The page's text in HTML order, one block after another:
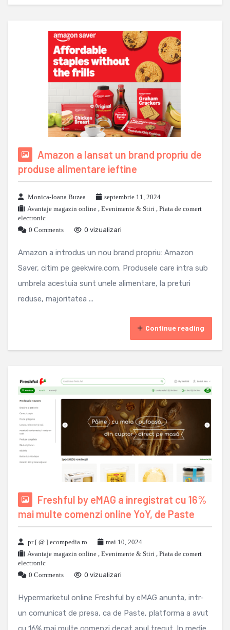
Amazon a lansat un brand propriu de
produse alimentare ieftine
Monica-Ioana Buzea
septembrie 11, 2024
Avantaje magazin online , Evenimente & Stiri , Piata de comert
electronic
0 Comments
0 vizualizari
Amazon a introdus un nou brand propriu: Amazon
Saver, citim pe geekwire.com. Produsele care intra sub
umbrela acestuia sunt unele alimentare, la preturi
reduse, majoritatea ...
Continue reading
Freshful by eMAG a inregistrat cu 16%
mai multe comenzi online YoY, de Paste
pr [ @ ] ecompedia ro
mai 10, 2024
Avantaje magazin online , Evenimente & Stiri , Piata de comert
electronic
0 Comments
0 vizualizari
Hypermarketul online Freshful by eMAG anunta, intr-
un comunicat de presa, ca de Paste, platforma a avut